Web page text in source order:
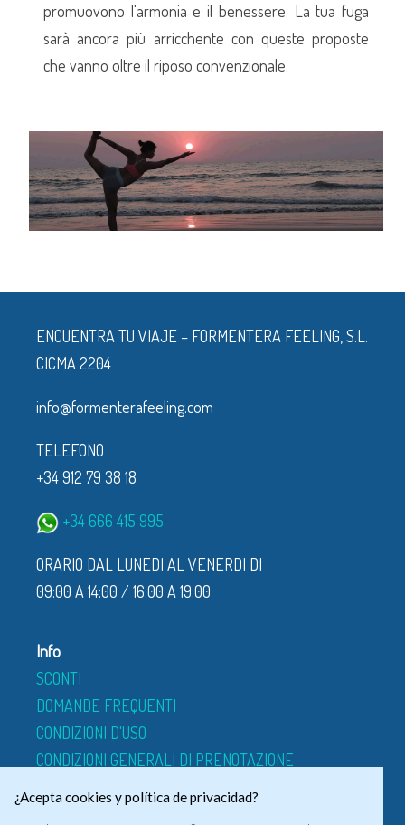
promuovono l'armonia e il benessere. La tua fuga
sarà ancora più arricchente con queste proposte
che vanno oltre il riposo convenzionale.
ENCUENTRA TU VIAJE – FORMENTERA FEELING, S.L.
CICMA 2204
info@formenterafeeling.com
TELEFONO
+34 912 79 38 18
+34 666 415 995
ORARIO DAL LUNEDI AL VENERDI DI
09:00 A 14:00 / 16:00 A 19:00
Info
SCONTI
DOMANDE FREQUENTI
CONDIZIONI D'USO
CONDIZIONI GENERALI DI PRENOTAZIONE
¿Acepta cookies y política de privacidad?